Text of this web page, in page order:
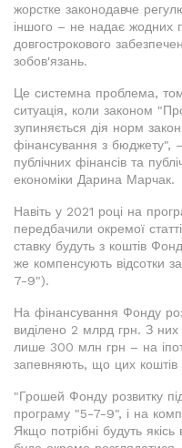
жорстке законодавче
іншого – не надає жодних
довгострокового
зобов'язань.
Це системна проблема,
ситуація, коли законом
зупиняється дія норм
фінансування з бюджету",
публічних фінансів та
економіки Дарина Марчак.
Навіть у 2021 році на
передбачили окремої
ставку будуть з коштів
же компенсують відсотки
7-9").
На фінансування Фонду
виділено 2 млрд грн. З них
лише 300 млн грн – на
запевняють, що цих коштів
"Грошей Фонду розвитку
програму "5-7-9", і на
Якщо потрібні будуть